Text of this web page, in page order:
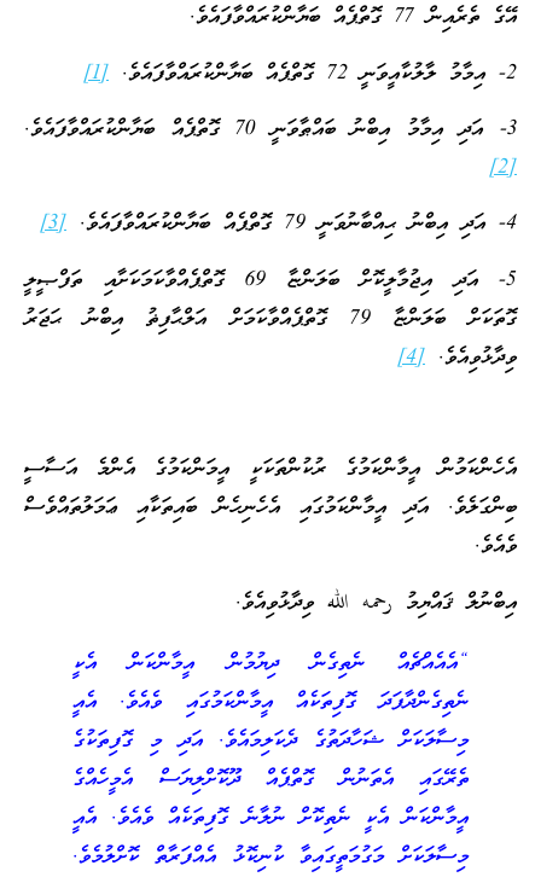
އޭގެ ތެރެއިން 77 ގޮތްޕެއް ބަޔާންކުރައްވާފައެވެ.
2- އިމާމު ލާލުކާއީވަނީ 72 ގޮތްޕެއް ބަޔާންކުރައްވާފައެވެ.
[1]
3- އަދި އިމާމު އިބްނު ބައްޠާވަނީ 70 ގޮތްޕެއް ބަޔާންކުރައްވާފައެވެ.
[2]
4- އަދި އިބްނު ޙިއްބާނުވަނީ 79 ގޮތްޕެއް ބަޔާންކުރައްވާފައެވެ.
[3]
5- އަދި އިޖުމާލީކޮށް ބަލަންޏާ 69 ގޮތްޕެއްވާކަމަކަށާއި ތަފްޞީލީ
ގޮތަކަށް ބަލަންޏާ 79 ގޮތްޕެއްވާކަމަށް އަލްޙާފިޡު އިބްނު ޙަޖަރު
ވިދާޅުވިއެވެ. [4]
އެހެންކަމުން އީމާންކަމުގެ ރުކުންތަކަކީ އީމަންކަމުގެ އެންމެ އަސާސީ
ބިންގަލެވެ. އަދި އީމާންކަމުގައި އެހެނިހެން ބައިތަކާއި ޢަމަލުތައްވެސް
ވެއެވެ.
އިބްނުލް ޤައްޔިމު رحمه الله ވިދާޅުވިއެވެ.
“އެއެއްޗެއް ނެތިގެން ދިޔުމުން އީމާންކަން އެކީ
ނެތިގެންދާފަދަ ގޮފިތަކެއް އީމާންކަމުގައި ވެއެވެ. އެއީ
މިސާލަކަށް ޝަހާދަތުގެ ދެކަލިމައެވެ. އަދި މި ގޮފިތަކުގެ
ތެރޭގައި އެތަނުން ގޮތްޕެއް ދޫކޮށްލިޔަސް އެމީހެއްގެ
އީމާންކަން އެކީ ނެތިކޮށް ނުލާނެ ގޮފިތަކެއް ވެއެވެ. އެއީ
މިސާލަކަށް މަގުމަތީގައިވާ ކުނިކޮޅު އެއްފަރާތް ކޮށްލުމެވެ.